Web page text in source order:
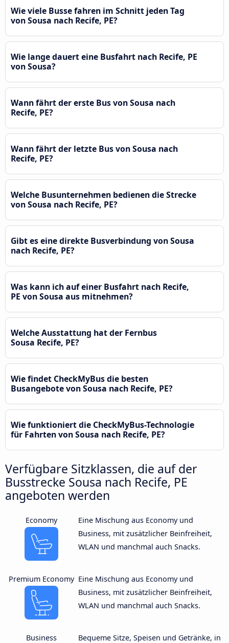
Wie viele Busse fahren im Schnitt jeden Tag
von Sousa nach Recife, PE?
Wie lange dauert eine Busfahrt nach Recife, PE
von Sousa?
Wann fährt der erste Bus von Sousa nach
Recife, PE?
Wann fährt der letzte Bus von Sousa nach
Recife, PE?
Welche Busunternehmen bedienen die Strecke
von Sousa nach Recife, PE?
Gibt es eine direkte Busverbindung von Sousa
nach Recife, PE?
Was kann ich auf einer Busfahrt nach Recife,
PE von Sousa aus mitnehmen?
Welche Ausstattung hat der Fernbus
Sousa Recife, PE?
Wie findet CheckMyBus die besten
Busangebote von Sousa nach Recife, PE?
Wie funktioniert die CheckMyBus-Technologie
für Fahrten von Sousa nach Recife, PE?
Verfügbare Sitzklassen, die auf der
Busstrecke Sousa nach Recife, PE
angeboten werden
Economy
Eine Mischung aus Economy und
Business, mit zusätzlicher Beinfreiheit,
WLAN und manchmal auch Snacks.
Premium Economy Eine Mischung aus Economy und
Business, mit zusätzlicher Beinfreiheit,
WLAN und manchmal auch Snacks.
Business
Bequeme Sitze, Speisen und Getränke, in